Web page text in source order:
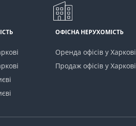
ОФІСНА НЕРУХОМІСТЬ
Оренда офісів у Харкові
Продаж офісів у Харкові